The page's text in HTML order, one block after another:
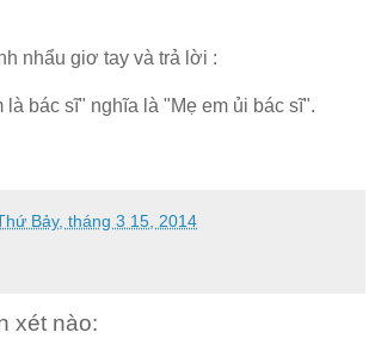
nhẩu giơ tay và trả lời :
là bác sĩ" nghĩa là "Mẹ em ủi bác sĩ".
Bảy, tháng 3 15, 2014
xét nào: